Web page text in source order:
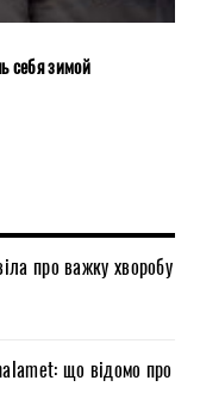
себя зимой
про важку хворобу
що відомо про